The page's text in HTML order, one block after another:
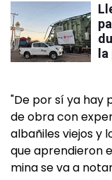
la
"De por sí ya
de obra con
albañiles viejos y
que aprendieron
mina se va a